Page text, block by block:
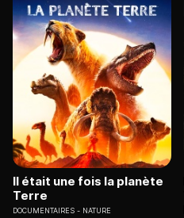
Il était une fois la planète
Terre
DOCUMENTAIRES NATURE